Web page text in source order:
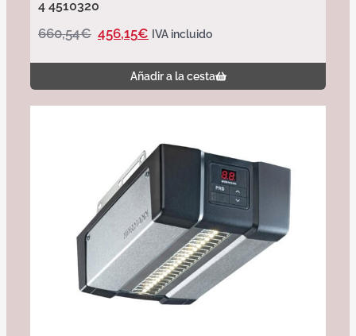
4 4510320
660,54€ 456,15€ IVA incluido
Añadir a la cesta